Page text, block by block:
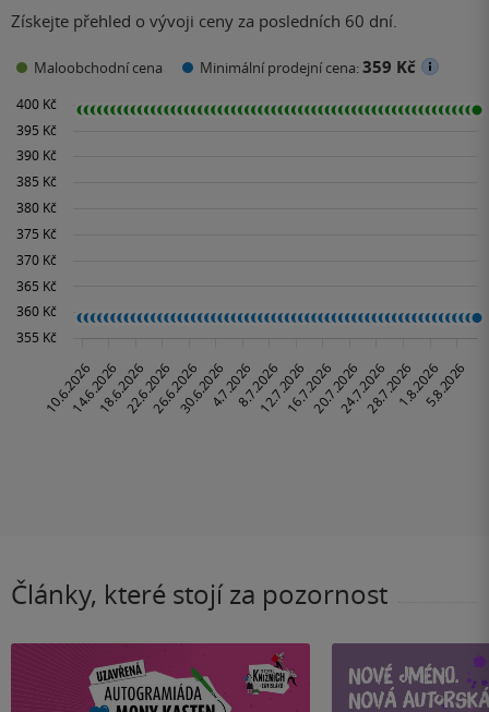
Získejte přehled o vývoji ceny za posledních 60 dní.
Maloobchodní cena Minimální prodejní cena:359 Kč
Články, které stojí za pozornost